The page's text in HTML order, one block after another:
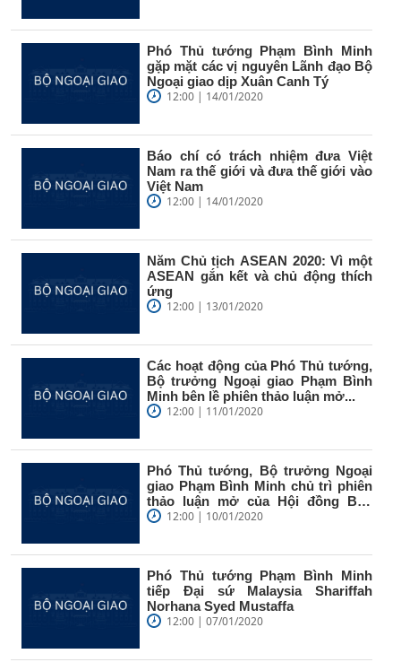
Phó Thủ tướng Phạm Bình Minh
gặp mặt các vị nguyên Lãnh đạo Bộ
Ngoại giao dịp Xuân Canh Tý
12:00 | 14/01/2020
Báo chí có trách nhiệm đưa Việt
Nam ra thế giới và đưa thế giới vào
Việt Nam
12:00 | 14/01/2020
Năm Chủ tịch ASEAN 2020: Vì một
ASEAN gắn kết và chủ động thích
ứng
12:00 | 13/01/2020
Các hoạt động của Phó Thủ tướng,
Bộ trưởng Ngoại giao Phạm Bình
Minh bên lề phiên thảo luận mở...
12:00 | 11/01/2020
Phó Thủ tướng, Bộ trưởng Ngoại
giao Phạm Bình Minh chủ trì phiên
thảo luận mở của Hội đồng Bảo
an...12:00 | 10/01/2020
Phó Thủ tướng Phạm Bình Minh
tiếp Đại sứ Malaysia Shariffah
Norhana Syed Mustaffa
12:00 | 07/01/2020